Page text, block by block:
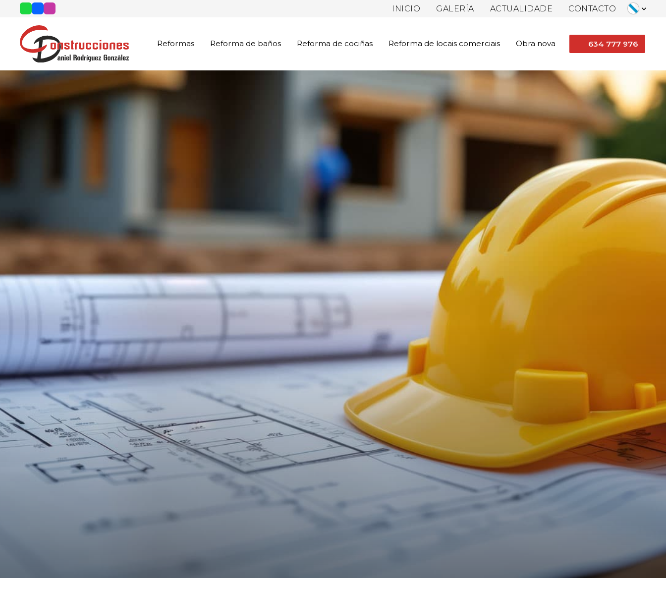
INICIO GALERÍA ACTUALIDADE CONTACTO
Reformas Reforma de baños Reforma de cociñas Reforma de locais comerciais Obra nova 634 777 976